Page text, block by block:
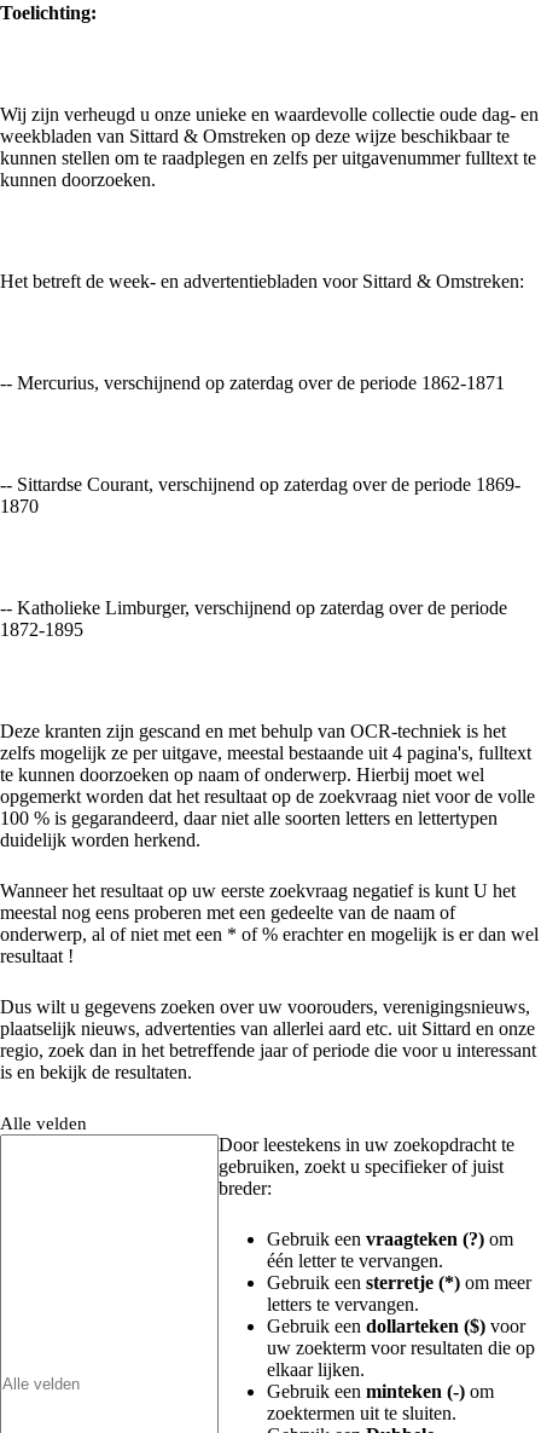
Toelichting:
Wij zijn verheugd u onze unieke en waardevolle collectie oude dag- en
weekbladen van Sittard & Omstreken op deze wijze beschikbaar te
kunnen stellen om te raadplegen en zelfs per uitgavenummer fulltext te
kunnen doorzoeken.
Het betreft de week- en advertentiebladen voor Sittard & Omstreken:
-- Mercurius, verschijnend op zaterdag over de periode 1862-1871
-- Sittardse Courant, verschijnend op zaterdag over de periode 1869-
1870
-- Katholieke Limburger, verschijnend op zaterdag over de periode
1872-1895
Deze kranten zijn gescand en met behulp van OCR-techniek is het
zelfs mogelijk ze per uitgave, meestal bestaande uit 4 pagina's, fulltext
te kunnen doorzoeken op naam of onderwerp. Hierbij moet wel
opgemerkt worden dat het resultaat op de zoekvraag niet voor de volle
100 % is gegarandeerd, daar niet alle soorten letters en lettertypen
duidelijk worden herkend.
Wanneer het resultaat op uw eerste zoekvraag negatief is kunt U het
meestal nog eens proberen met een gedeelte van de naam of
onderwerp, al of niet met een * of % erachter en mogelijk is er dan wel
resultaat !
Dus wilt u gegevens zoeken over uw voorouders, verenigingsnieuws,
plaatselijk nieuws, advertenties van allerlei aard etc. uit Sittard en onze
regio, zoek dan in het betreffende jaar of periode die voor u interessant
is en bekijk de resultaten.
Alle velden
Door leestekens in uw zoekopdracht te
gebruiken, zoekt u specifieker of juist
breder:
Gebruik een vraagteken (?) om
één letter te vervangen.
Gebruik een sterretje (*) om meer
letters te vervangen.
Gebruik een dollarteken ($) voor
uw zoekterm voor resultaten die op
elkaar lijken.
Gebruik een minteken (-) om
zoektermen uit te sluiten.